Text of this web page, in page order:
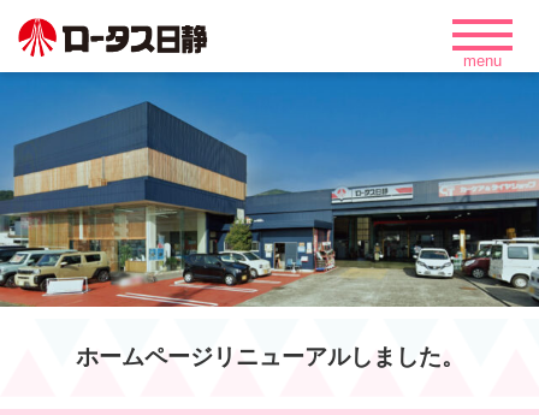
ホームページリニューアルしました。